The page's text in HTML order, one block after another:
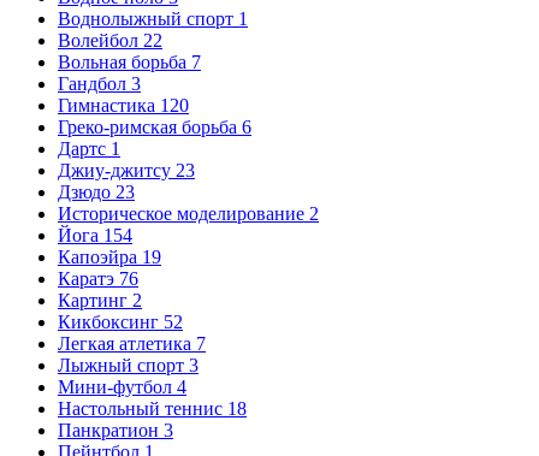
Воднолыжный спорт 1
Волейбол 22
Вольная борьба 7
Гандбол 3
Гимнастика 120
Греко-римская борьба 6
Дартс 1
Джиу-джитсу 23
Дзюдо 23
Историческое моделирование 2
Йога 154
Капоэйра 19
Каратэ 76
Картинг 2
Кикбоксинг 52
Легкая атлетика 7
Лыжный спорт 3
Мини-футбол 4
Настольный теннис 18
Панкратион 3
Пейнтбол 1